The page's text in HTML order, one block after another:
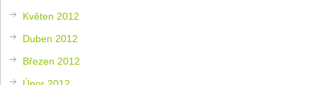
Květen 2012
Duben 2012
Březen 2012